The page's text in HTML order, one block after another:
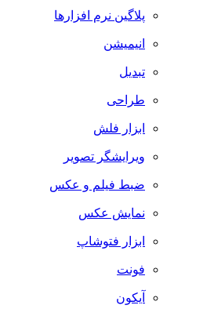
پلاگین نرم افزارها
انیمیشن
تبدیل
طراحی
ابزار فلش
ویرایشگر تصویر
ضبط فيلم و عكس
نمایش عکس
ابزار فتوشاپ
فونت
آیکون